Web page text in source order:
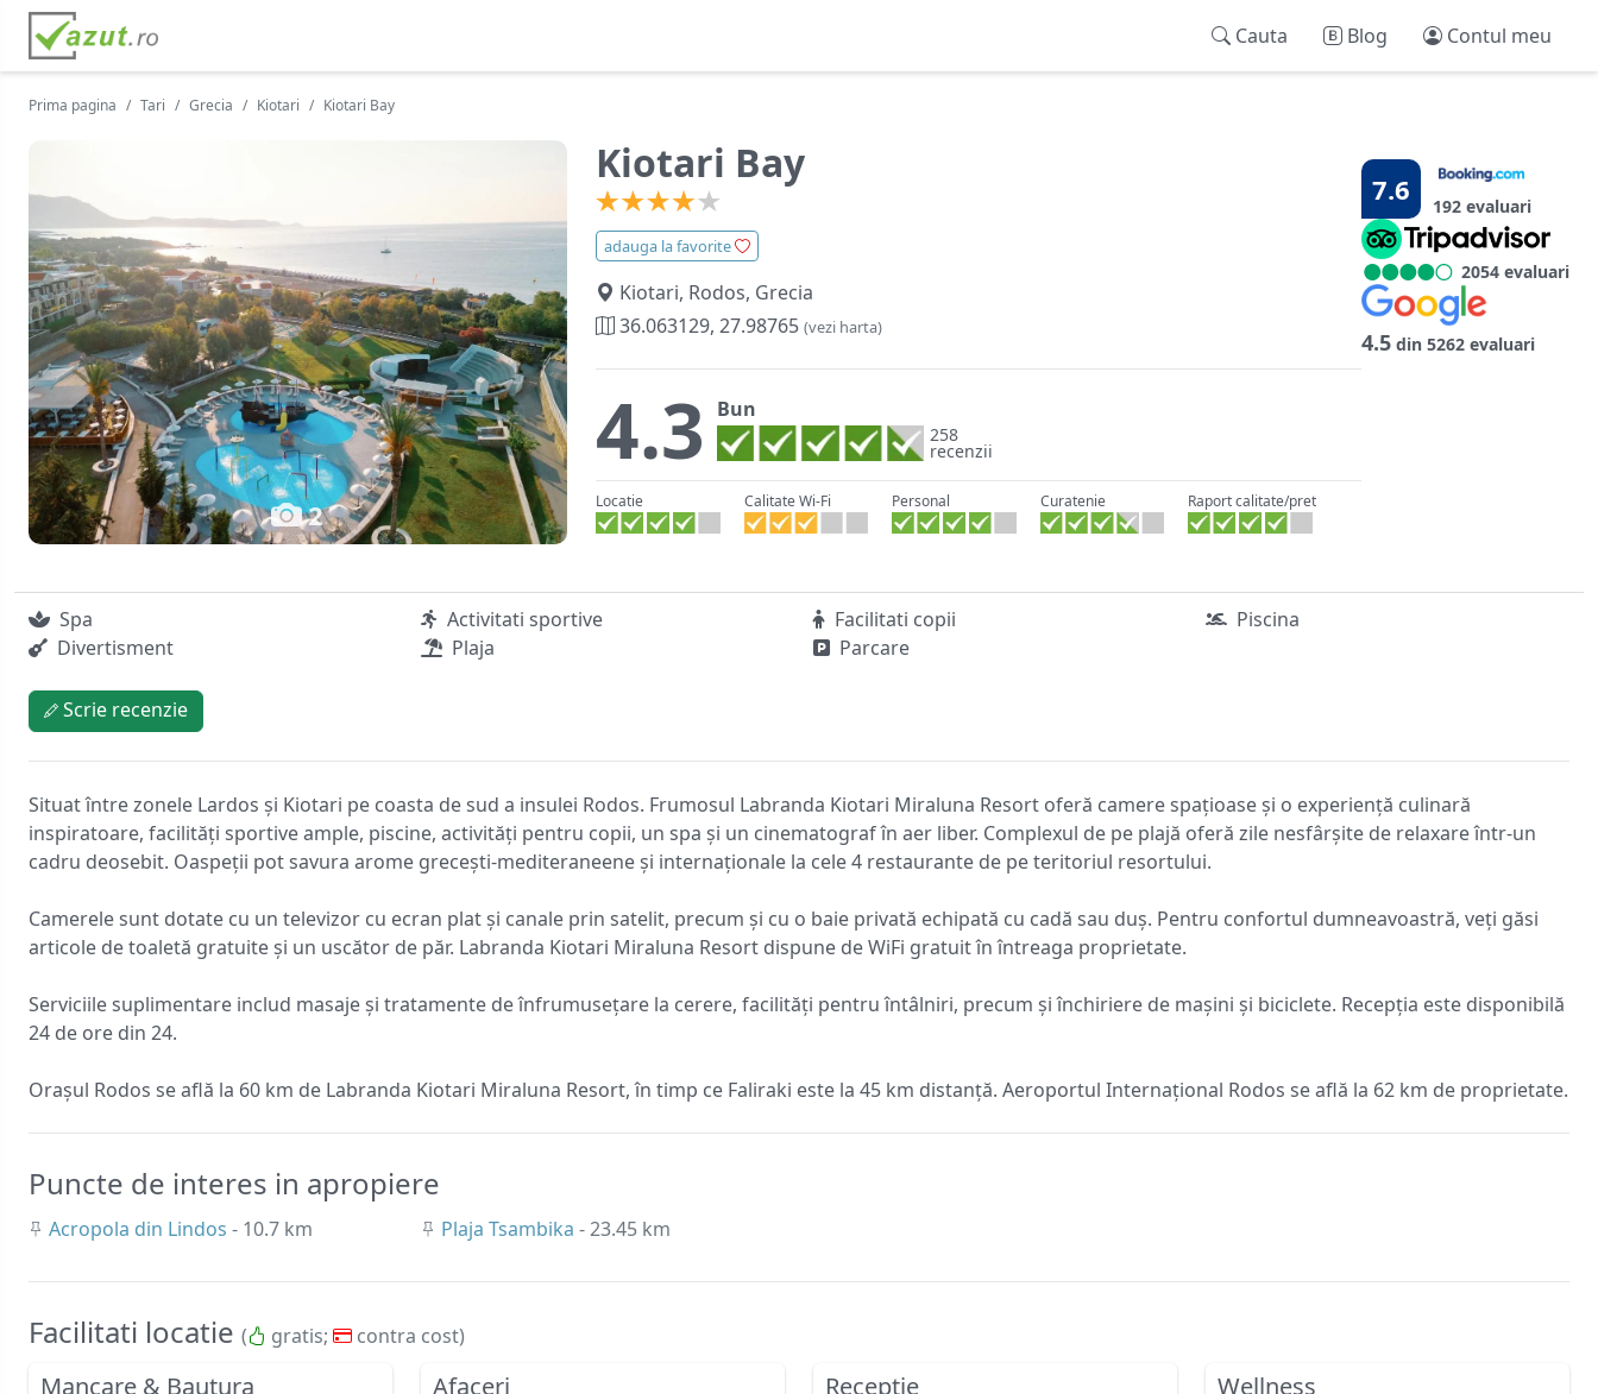
Cauta Blog Contul meu
Prima pagina Tari Grecia Kiotari Kiotari Bay
2
Kiotari Bay
adauga la favorite
Kiotari, Rodos, Grecia
36.063129, 27.98765 (vezi harta)
4.3 Bun
258
recenzii
Locatie Calitate Wi-Fi Personal Curatenie Raport calitate/pret
7.6 192 evaluari
2054 evaluari
4.5din 5262 evaluari
Spa Activitati sportive Facilitati copii
Piscina
Divertisment
Plaja Parcare
Scrie recenzie
Situat între zonele Lardos și Kiotari pe coasta de sud a insulei Rodos. Frumosul Labranda Kiotari Miraluna Resort oferă camere spațioase și o experiență culinară
inspiratoare, facilități sportive ample, piscine, activități pentru copii, un spa și un cinematograf în aer liber. Complexul de pe plajă oferă zile nesfârșite de relaxare într-un
cadru deosebit. Oaspeții pot savura arome grecești-mediteraneene și internaționale la cele 4 restaurante de pe teritoriul resortului.
Camerele sunt dotate cu un televizor cu ecran plat și canale prin satelit, precum și cu o baie privată echipată cu cadă sau duș. Pentru confortul dumneavoastră, veți găsi
articole de toaletă gratuite și un uscător de păr. Labranda Kiotari Miraluna Resort dispune de WiFi gratuit în întreaga proprietate.
Serviciile suplimentare includ masaje și tratamente de înfrumusețare la cerere, facilități pentru întâlniri, precum și închiriere de mașini și biciclete. Recepția este disponibilă
24 de ore din 24.
Orașul Rodos se află la 60 km de Labranda Kiotari Miraluna Resort, în timp ce Faliraki este la 45 km distanță. Aeroportul Internațional Rodos se află la 62 km de proprietate.
Puncte de interes in apropiere
Acropola din Lindos - 10.7 km Plaja Tsambika - 23.45 km
Facilitati locatie ( gratis; contra cost)
Mancare & Bautura Afaceri Receptie Wellness